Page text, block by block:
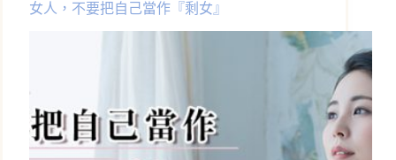
女人，不要把自己當作『剩女』